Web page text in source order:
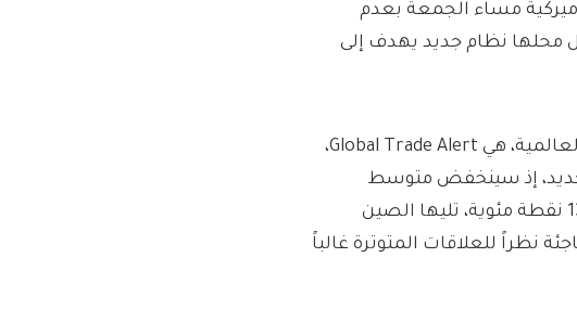
مساء الجمعة بعدم
محلها نظام جديد يهدف إلى
وفقًا لدراسة أجرتها جهة مستقلة لمراقبة التجارة العالمية، هي Global Trade Alert،
إذ سينخفض متوسط
الرسوم الجمركية المفروضة على صادراتها بنحو 13.6 نقطة مئوية، تليها الصين
مفاجئة نظراً للعلاقات المتوترة غالباً